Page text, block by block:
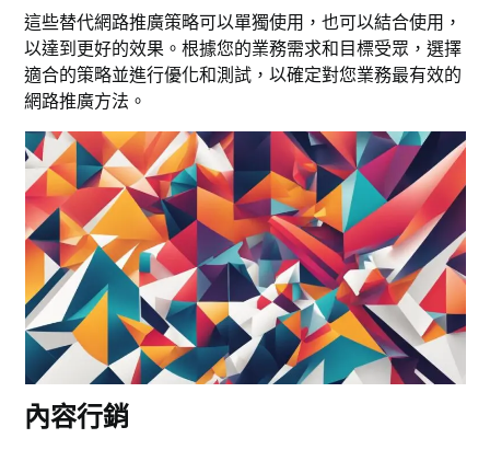
這些替代網路推廣策略可以單獨使用，也可以結合使用，
以達到更好的效果。根據您的業務需求和目標受眾，選擇
適合的策略並進行優化和測試，以確定對您業務最有效的
網路推廣方法。
內容行銷